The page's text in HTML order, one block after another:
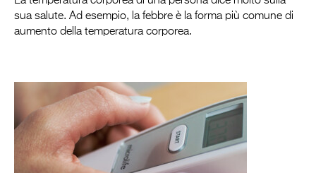
sua salute. Ad esempio, la febbre è la forma più comune di
aumento della temperatura corporea.